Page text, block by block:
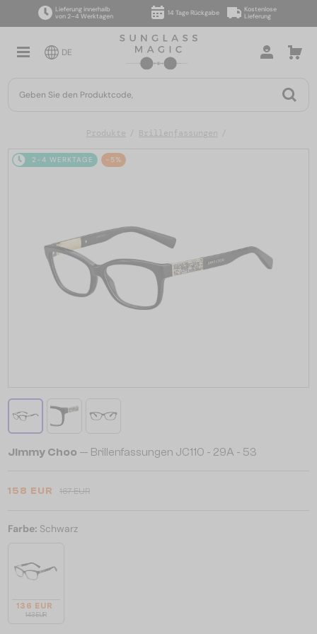
Lieferung innerhalb
von 2–4 Werktagen
14 Tage Rückgabe
Kostenlose
Lieferung
DE
Produkte Brillenfassungen
2-4 WERKTAGE -5%
Jimmy Choo — Brillenfassungen JC110 - 29A - 53
158 EUR 167 EUR
Farbe: Schwarz
136 EUR
143 EUR